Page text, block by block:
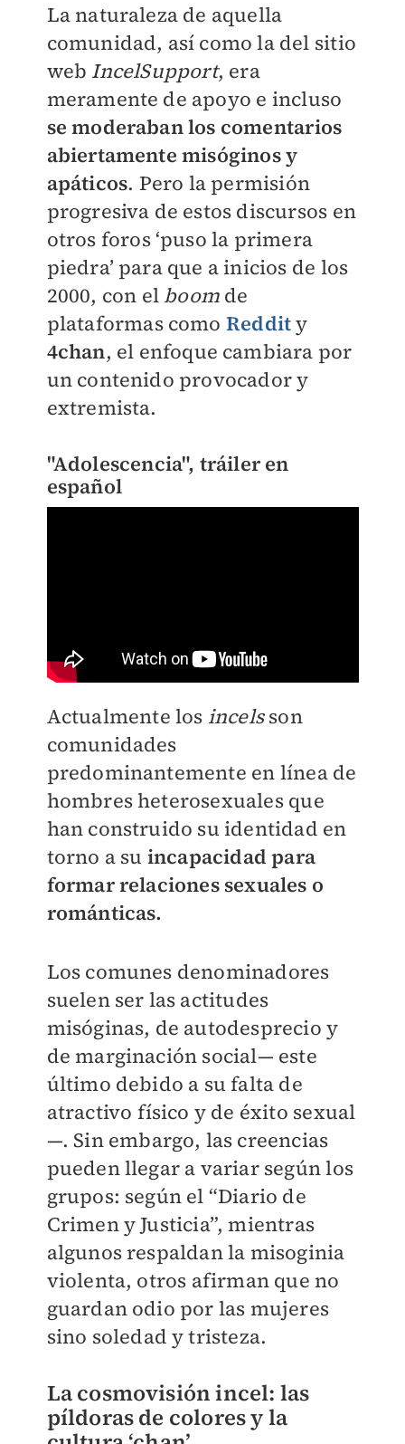
La naturaleza de aquella
comunidad, así como la del sitio
web IncelSupport, era
meramente de apoyo e incluso
se moderaban los comentarios
abiertamente misóginos y
apáticos. Pero la permisión
progresiva de estos discursos en
otros foros ‘puso la primera
piedra’ para que a inicios de los
2000, con el boom de
plataformas como Reddity
4chan, el enfoque cambiara por
un contenido provocador y
extremista.
"Adolescencia", tráiler en
español
Actualmente los incelsson
comunidades
predominantemente en línea de
hombres heterosexuales que
han construido su identidad en
torno a su incapacidad para
formar relaciones sexuales o
románticas.
Los comunes denominadores
suelen ser las actitudes
misóginas, de autodesprecio y
de marginación social— este
último debido a su falta de
atractivo físico y de éxito sexual
—. Sin embargo, las creencias
pueden llegar a variar según los
grupos: según el “Diario de
Crimen y Justicia”, mientras
algunos respaldan la misoginia
violenta, otros afirman que no
guardan odio por las mujeres
sino soledad y tristeza.
La cosmovisión incel: las
píldoras de colores y la